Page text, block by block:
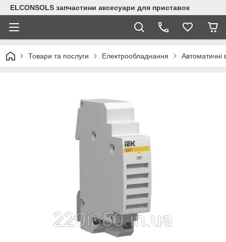
ELCONSOLS запчастини аксесуари для приставок
Товари та послуги Електрообладнання Автоматичні